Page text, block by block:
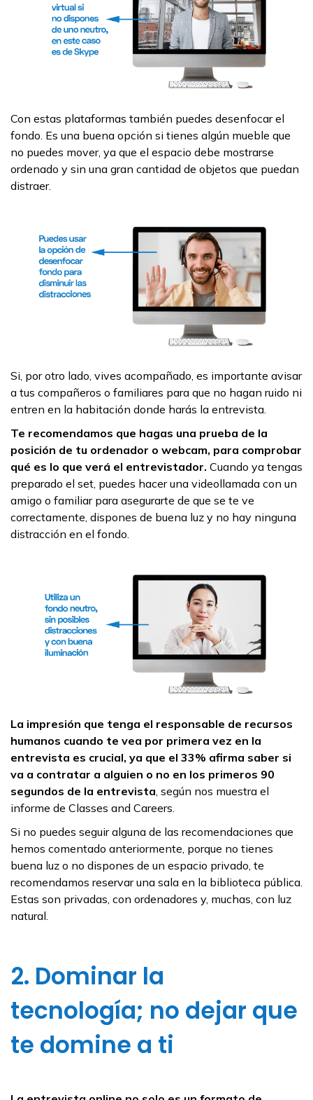
Con estas plataformas también puedes desenfocar el
fondo. Es una buena opción si tienes algún mueble que
no puedes mover, ya que el espacio debe mostrarse
ordenado y sin una gran cantidad de objetos que puedan
distraer.
Si, por otro lado, vives acompañado, es importante avisar
a tus compañeros o familiares para que no hagan ruido ni
entren en la habitación donde harás la entrevista.
Te recomendamos que hagas una prueba de la
posición de tu ordenador o webcam, para comprobar
qué es lo que verá el entrevistador. Cuando ya tengas
preparado el set, puedes hacer una videollamada con un
amigo o familiar para asegurarte de que se te ve
correctamente, dispones de buena luz y no hay ninguna
distracción en el fondo.
La impresión que tenga el responsable de recursos
humanos cuando te vea por primera vez en la
entrevista es crucial, ya que el 33% afirma saber si
va a contratar a alguien o no en los primeros 90
segundos de la entrevista, según nos muestra el
informe de Classes and Careers.
Si no puedes seguir alguna de las recomendaciones que
hemos comentado anteriormente, porque no tienes
buena luz o no dispones de un espacio privado, te
recomendamos reservar una sala en la biblioteca pública.
Estas son privadas, con ordenadores y, muchas, con luz
natural.
2. Dominar la
tecnología; no dejar que
te domine a ti